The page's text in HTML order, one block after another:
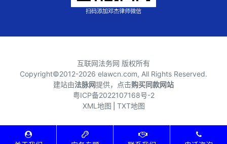
扫码添加邓杰律师微信
互联网法务网 版权所有
Copyright©2012-2026 elawcn.com, All Rights Reserved.
建站由法脉网提供，点击购买同款网站
粤ICP备2022107168号-2
XML地图 TXT地图